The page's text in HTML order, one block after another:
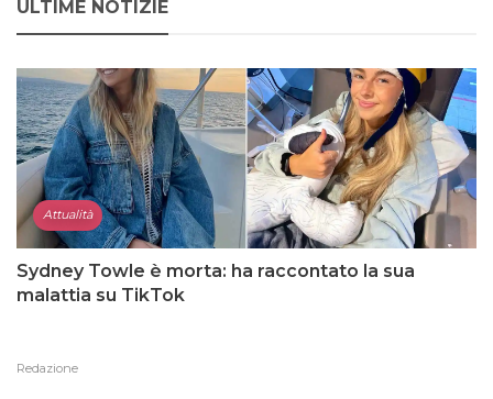
ULTIME NOTIZIE
Attualità
Sydney Towle è morta: ha raccontato la sua
malattia su TikTok
Redazione